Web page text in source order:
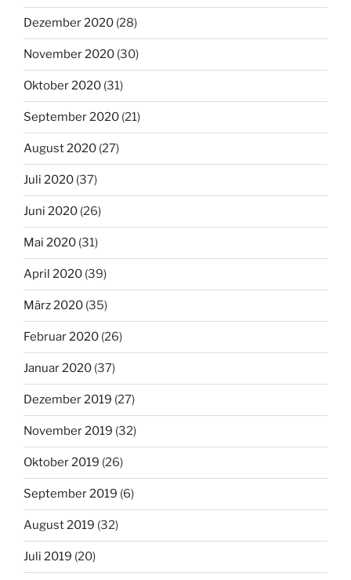
Dezember 2020 (28)
November 2020 (30)
Oktober 2020 (31)
September 2020 (21)
August 2020 (27)
Juli 2020 (37)
Juni 2020 (26)
Mai 2020 (31)
April 2020 (39)
März 2020 (35)
Februar 2020 (26)
Januar 2020 (37)
Dezember 2019 (27)
November 2019 (32)
Oktober 2019 (26)
September 2019 (6)
August 2019 (32)
Juli 2019 (20)